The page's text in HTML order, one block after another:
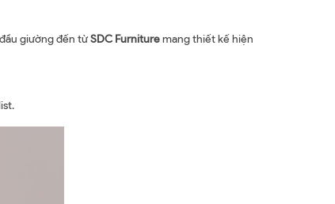
giường đến từSDC Furnituremang thiết kế hiện